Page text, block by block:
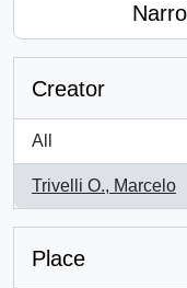
Creator
All
Trivelli O., Marcelo
, 1 results
Place